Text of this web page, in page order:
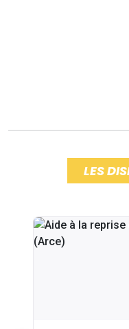
LES